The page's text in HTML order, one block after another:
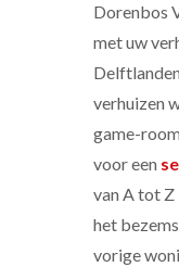
Dorenbos
met uw
verhuizen
game-
voor een
van A tot Z
het
vorige